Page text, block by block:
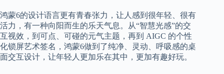
鸿蒙6的设计语言更有青春张力，让人感到很年轻、很有
活力，有一种向阳而生的乐天气息。从“智慧光感”的交
互视效，到可点、可碰的元气主题，再到 AIGC 的个性
化锁屏艺术签名，鸿蒙6做到了纯净、灵动、呼吸感的桌
面交互设计，让年轻人更加乐在其中，更加有趣好玩。